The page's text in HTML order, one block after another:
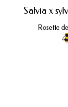
Salvia x
Rosette